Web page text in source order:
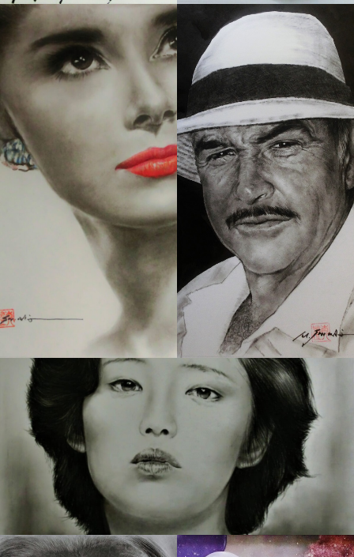
263 肖像画 5 261 肖像画 3
260 肖像画 2 28 スターの記憶 ２